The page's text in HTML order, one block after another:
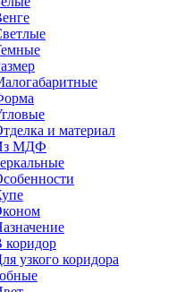
и материал
МДФ
коридор
узкого коридора